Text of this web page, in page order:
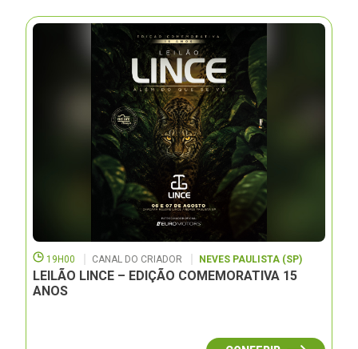
19H00 CANAL DO CRIADOR NEVES PAULISTA (SP)
LEILÃO LINCE – EDIÇÃO COMEMORATIVA 15
ANOS